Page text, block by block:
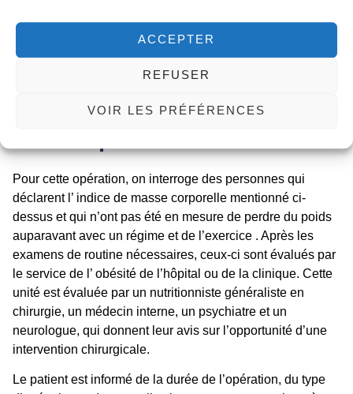
ACCEPTER
REFUSER
VOIR LES PRÉFÉRENCES
Quelle est la
première condition
Pour cette opération, on interroge des personnes qui
déclarent l’ indice de masse corporelle mentionné ci-
dessus et qui n’ont pas été en mesure de perdre du poids
auparavant avec un régime et de l’exercice . Après les
examens de routine nécessaires, ceux-ci sont évalués par
le service de l’ obésité de l’hôpital ou de la clinique. Cette
unité est évaluée par un nutritionniste généraliste en
chirurgie, un médecin interne, un psychiatre et un
neurologue, qui donnent leur avis sur l’opportunité d’une
intervention chirurgicale.
Le patient est informé de la durée de l’opération, du type